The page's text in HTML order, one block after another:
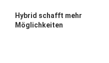
Forum Gesundheit
Hybrid schafft mehr
Möglichkeiten